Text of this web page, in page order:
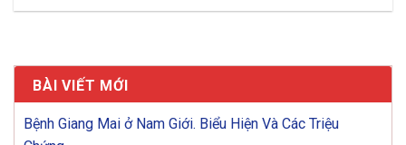
BÀI VIẾT MỚI
Bệnh Giang Mai ở Nam Giới. Biểu Hiện Và Các Triệu